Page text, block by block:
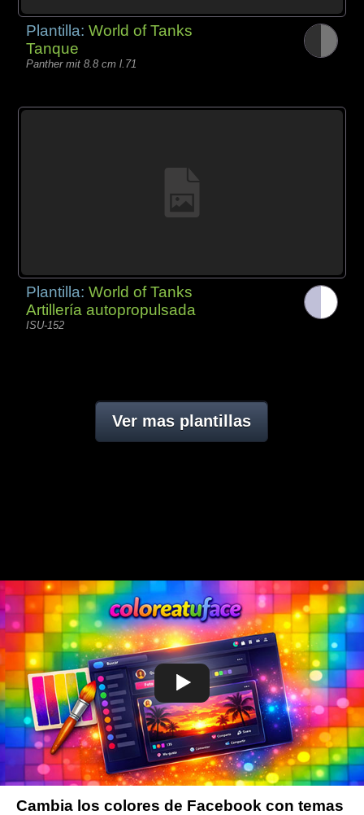
Plantilla:World of Tanks
Tanque
Panther mit 8.8 cm l.71
Plantilla:World of Tanks
Artillería autopropulsada
ISU-152
Ver mas plantillas
Cambia los colores de Facebook con temas